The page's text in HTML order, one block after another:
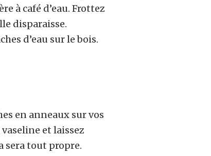
à café d’eau. Frottez
disparaisse.
d’eau sur le bois.
en anneaux sur vos
et laissez
sera tout propre.